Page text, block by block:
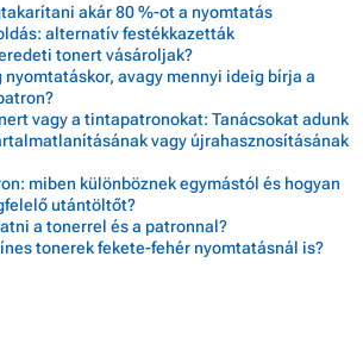
akár 80 %-ot a nyomtatás
alternatív festékkazetták
tonert vásároljak?
avagy mennyi ideig bírja a
vagy a tintapatronokat: Tanácsokat adunk
vagy újrahasznosításának
miben különböznek egymástól és hogyan
utántöltőt?
a tonerrel és a patronnal?
tonerek fekete-fehér nyomtatásnál is?